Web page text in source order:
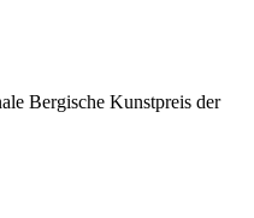
Bergische Kunstpreis der